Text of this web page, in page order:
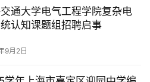
交通大学电气工程学院复杂电
认知课题组招聘启事
9月2日